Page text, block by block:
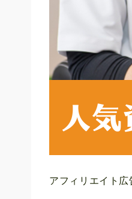
アフィリエイト